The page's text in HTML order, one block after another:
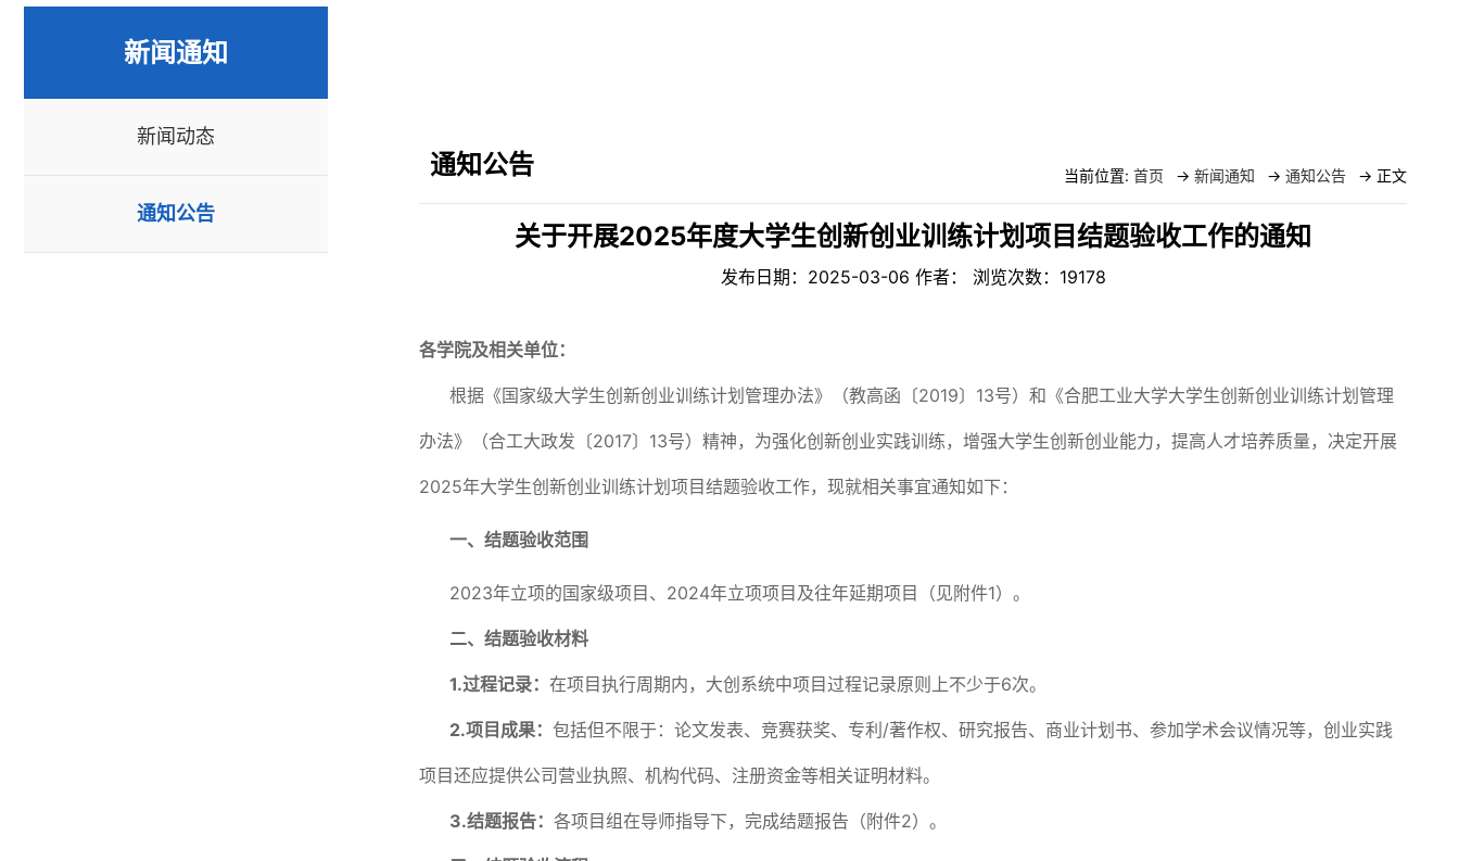
新闻通知
新闻动态
通知公告
通知公告 当前位置: 首页 -> 新闻通知 -> 通知公告 -> 正文
关于开展2025年度大学生创新创业训练计划项目结题验收工作的通知
发布日期：2025-03-06 作者： 浏览次数： 19178
各学院及相关单位：
根据《国家级大学生创新创业训练计划管理办法》（教高函〔2019〕13号）和《合肥工业大学大学生创新创业训练计划管理
办法》（合工大政发〔2017〕13号）精神，为强化创新创业实践训练，增强大学生创新创业能力，提高人才培养质量，决定开展
2025年大学生创新创业训练计划项目结题验收工作，现就相关事宜通知如下：
一、结题验收范围
2023年立项的国家级项目、2024年立项项目及往年延期项目（见附件1）。
二、结题验收材料
1.过程记录： 在项目执行周期内，大创系统中项目过程记录原则上不少于6次。
2.项目成果： 包括但不限于：论文发表、竞赛获奖、专利/著作权、研究报告、商业计划书、参加学术会议情况等，创业实践
项目还应提供公司营业执照、机构代码、注册资金等相关证明材料。
3.结题报告： 各项目组在导师指导下，完成结题报告（附件2）。